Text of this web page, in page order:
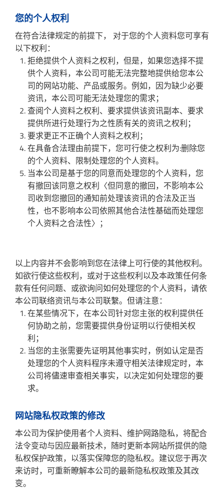
您的个人权利
在符合法律规定的前提下， 对于您的个人资料您可享有
以下权利：
拒绝提供个人资料之权利，但是，如果您选择不提
供个人资料，本公司可能无法完整地提供给您本公
司的网站功能、产品或服务。例如，因为缺少必要
资讯，本公司可能无法处理您的需求；
查阅个人资料之权利、要求提供该资讯副本、要求
提供所进行处理行为之性质有关的资讯之权利；
要求更正不正确个人资料之权利；
在具备合法理由前提下，您可行使之权利为:删除您
的个人资料、限制处理您的个人资料。
当本公司是基于您的同意而处理您的个人资料，您
有撤回该同意之权利〈但同意的撤回，不影响本公
司收到您撤回的通知前处理该资讯的合法及正当
性，也不影响本公司依照其他合法性基础而处理您
个人资料之合法性〉；
以上内容并不会影响到您在法律上可行使的其他权利。
如欲行使这些权利，或对于这些权利以及本政策任何条
款有任何问题、或欲询问如何处理您的个人资料，请依
本公司联络资讯与本公司联繫。但请注意：
在某些情况下，在本公司针对您主张的权利提供任
何协助之前，您需要提供身份证明以行使相关权
利；
当您的主张需要先证明其他事实时，例如认定是否
处理您的个人资料程序未遵守相关法律规定时，本
公司将儘速审查相关事实，以决定如何处理您的要
求。
网站隐私权政策的修改
本公司为保护使用者个人资料、维护网路隐私，将配合
法令变动与因应最新技术，随时更新本网站所提供的隐
私权保护政策，以落实保障您的隐私权。建议您于再次
来访时，可重新瞭解本公司的最新隐私权政策及其改
变。